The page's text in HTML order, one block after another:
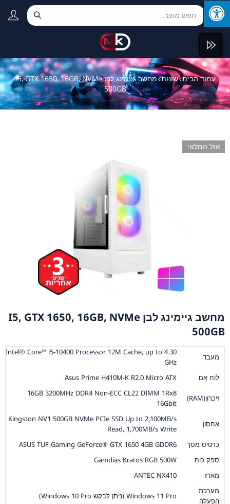
עמוד הבית›שונות›
מחשב גיימינג לבן I5, GTX 1650, 16GB, NVMe
500GB
אזל המלאי
מחשב גיימינג לבן I5, GTX 1650, 16GB, NVMe
500GB
מעבד
Intel® Core™ i5-10400 Processor 12M Cache, up to 4.30
GHz
לוח אם
Asus Prime H410M-K R2.0 Micro ATX
זיכרון(RAM)
16GB 3200MHz DDR4 Non-ECC CL22 DIMM 1Rx8
16Gbit
אחסון
Kingston NV1 500GB NVMe PCIe SSD Up to 2,100MB/s
Read, 1,700MB/s Write
כרטיס מסך
ASUS TUF Gaming GeForce® GTX 1650 4GB GDDR6
ספק כוח
Gamdias Kratos RGB 500W
מארז
ANTEC NX410
מערכת
הפעלה
Windows 11 Pro (ניתן לבקש Windows 10 Pro)